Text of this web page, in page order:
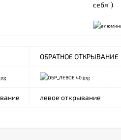
себя")
ОБРАТНОЕ ОТКРЫВАНИЕ
левое открывание